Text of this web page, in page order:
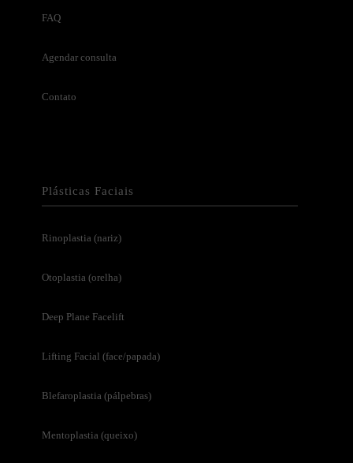
FAQ
Agendar consulta
Contato
Plásticas Faciais
Rinoplastia (nariz)
Otoplastia (orelha)
Deep Plane Facelift
Lifting Facial (face/papada)
Blefaroplastia (pálpebras)
Mentoplastia (queixo)